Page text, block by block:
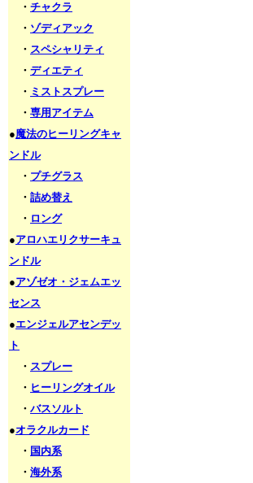
・ チャクラ
・ ゾディアック
・ スペシャリティ
・ ディエティ
・ ミストスプレー
・ 専用アイテム
●魔法のヒーリングキャ
ンドル
・ プチグラス
・ 詰め替え
・ ロング
●アロハエリクサーキュ
ンドル
●アゾゼオ・ジェムエッ
センス
●エンジェルアセンデッ
ト
・ スプレー
・ ヒーリングオイル
・ バスソルト
●オラクルカード
・ 国内系
・ 海外系